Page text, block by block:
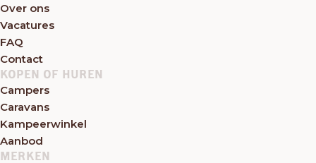
Over ons
Vacatures
FAQ
Contact
KOPEN OF HUREN
Campers
Caravans
Kampeerwinkel
Aanbod
MERKEN